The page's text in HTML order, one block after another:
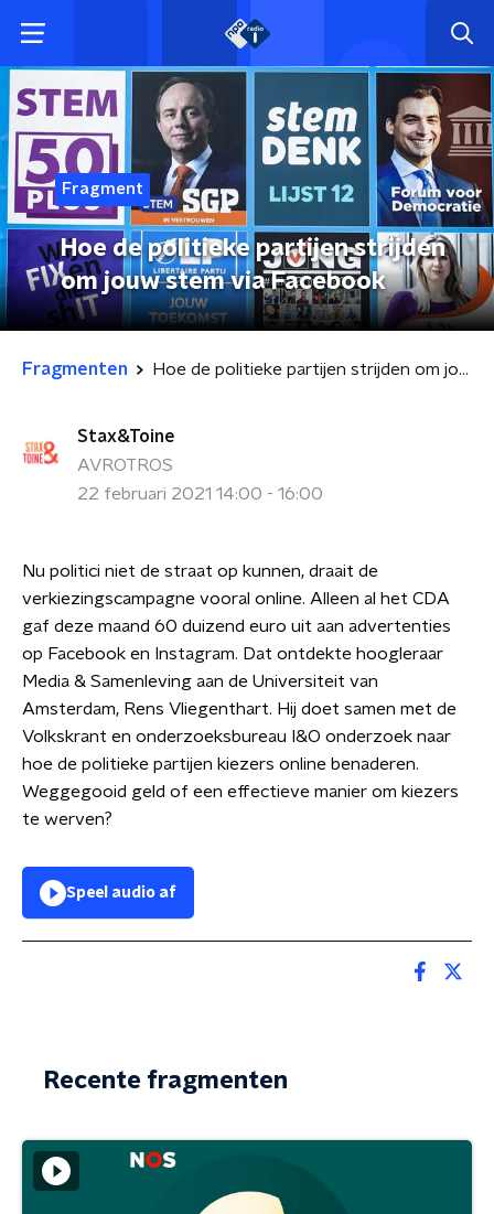
Fragment
Hoe de politieke partijen strijden
om jouw stem via Facebook
Fragmenten Hoe de politieke partijen strijden om jouw stem via Facebook
Stax&Toine
AVROTROS
22 februari 2021 14:00 - 16:00
Nu politici niet de straat op kunnen, draait de
verkiezingscampagne vooral online. Alleen al het CDA
gaf deze maand 60 duizend euro uit aan advertenties
op Facebook en Instagram. Dat ontdekte hoogleraar
Media & Samenleving aan de Universiteit van
Amsterdam, Rens Vliegenthart. Hij doet samen met de
Volkskrant en onderzoeksbureau I&O onderzoek naar
hoe de politieke partijen kiezers online benaderen.
Weggegooid geld of een effectieve manier om kiezers
te werven?
Speel audio af
Recente fragmenten